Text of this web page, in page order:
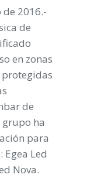
2016.-
de
en zonas
protegidas
de
grupo ha
para
Led
Nova.